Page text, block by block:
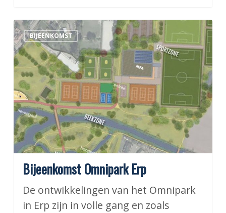
Bijeenkomst
Omnipark
Erp
BIJEENKOMST
Bijeenkomst Omnipark Erp
De ontwikkelingen van het Omnipark
in Erp zijn in volle gang en zoals